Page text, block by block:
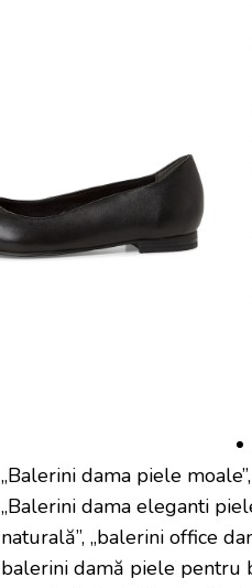
„Balerini dama piele
„Balerini dama eleganti
naturală”, „balerini office
balerini damă piele pentru